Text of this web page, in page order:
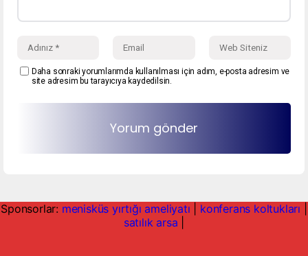
Daha sonraki yorumlarımda kullanılması için adım, e-posta adresim ve
site adresim bu tarayıcıya kaydedilsin.
Sponsorlar: menisküs yırtığı ameliyatı konferans koltukları
satılık arsa